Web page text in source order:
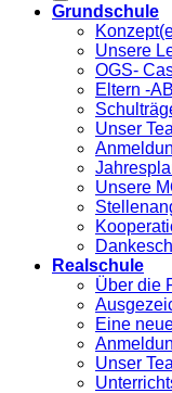
Grundschule
Unsere
OGS-
Eltern -
Unser
Unsere
Realschule
Über die
Eine
Unser